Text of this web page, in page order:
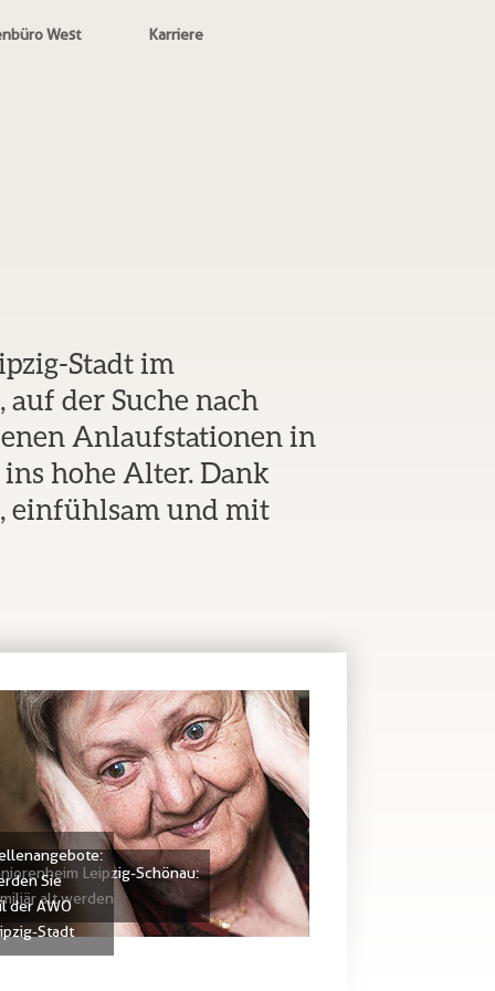
West Karriere
Stadt im
der Suche nach
Anlaufstationen in
hohe Alter. Dank
einfühlsam und mit
Leipzig-Schönau:
alt werden
Sie
der AWO
Stadt